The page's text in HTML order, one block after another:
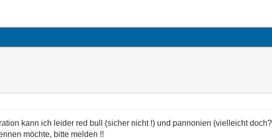
kann ich leider red bull (sicher nicht !) und pannonien (vielleicht
möchte, bitte melden !!